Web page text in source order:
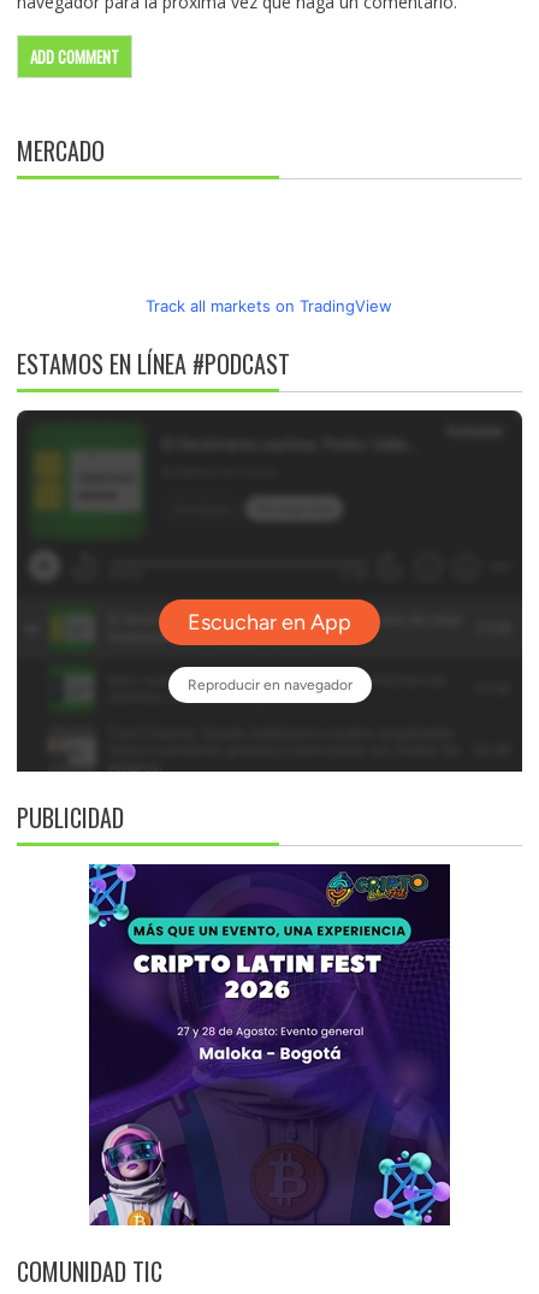
MERCADO
Track all markets on TradingView
ESTAMOS EN LÍNEA #PODCAST
PUBLICIDAD
COMUNIDAD TIC